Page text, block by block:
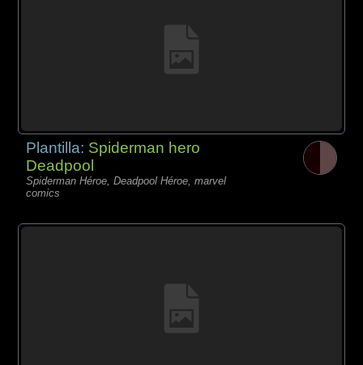
Plantilla: Spiderman hero
Deadpool
Spiderman Héroe, Deadpool Héroe, marvel
comics